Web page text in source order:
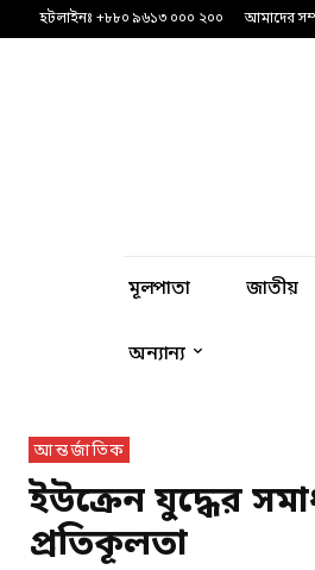
হটলাইনঃ +৮৮০ ৯৬১৩ ০০০ ২০০ আমাদের
মূলপাতা জাতীয়
অন্যান্য
আন্তর্জাতিক
ইউক্রেন যুদ্ধের
প্রতিকূলতা